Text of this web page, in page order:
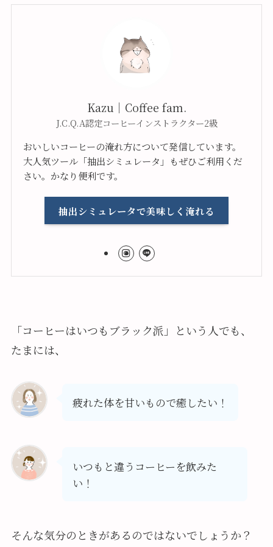
Kazu｜Coffee fam.
J.C.Q.A認定コーヒーインストラクター2級
おいしいコーヒーの淹れ方について発信しています。
大人気ツール「抽出シミュレータ」もぜひご利用くだ
さい。かなり便利です。
抽出シミュレータで美味しく淹れる
「コーヒーはいつもブラック派」という人でも、
たまには、
疲れた体を甘いもので癒したい！
いつもと違うコーヒーを飲みた
い！
そんな気分のときがあるのではないでしょうか？